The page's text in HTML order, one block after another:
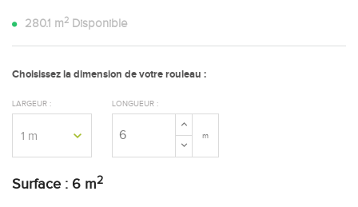
280.1 m2 Disponible
LONGUEUR :
m
Surface : 6 m2
LARGEUR :
Choisissez la dimension de votre rouleau :